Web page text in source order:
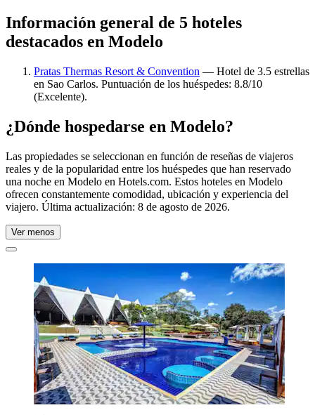
Información general de 5 hoteles
destacados en Modelo
Pratas Thermas Resort & Convention — Hotel de 3.5 estrellas
en Sao Carlos. Puntuación de los huéspedes: 8.8/10
(Excelente).
¿Dónde hospedarse en Modelo?
Las propiedades se seleccionan en función de reseñas de viajeros
reales y de la popularidad entre los huéspedes que han reservado
una noche en Modelo en Hotels.com. Estos hoteles en Modelo
ofrecen constantemente comodidad, ubicación y experiencia del
viajero. Última actualización: 8 de agosto de 2026.
Ver menos